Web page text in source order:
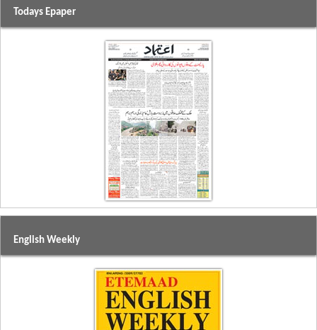
Todays Epaper
English Weekly